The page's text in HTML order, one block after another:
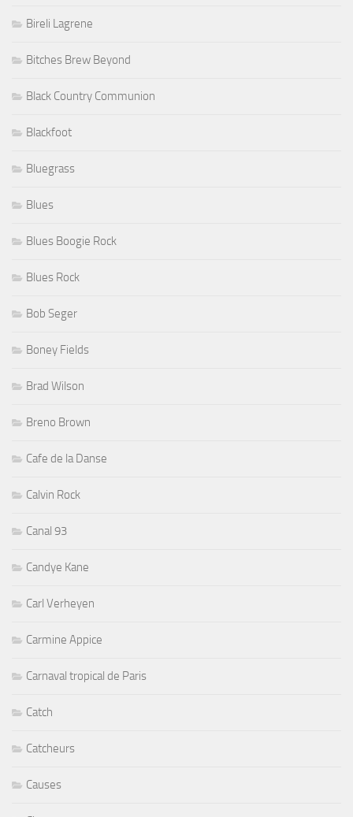
Bireli Lagrene
Bitches Brew Beyond
Black Country Communion
Blackfoot
Bluegrass
Blues
Blues Boogie Rock
Blues Rock
Bob Seger
Boney Fields
Brad Wilson
Breno Brown
Cafe de la Danse
Calvin Rock
Canal 93
Candye Kane
Carl Verheyen
Carmine Appice
Carnaval tropical de Paris
Catch
Catcheurs
Causes